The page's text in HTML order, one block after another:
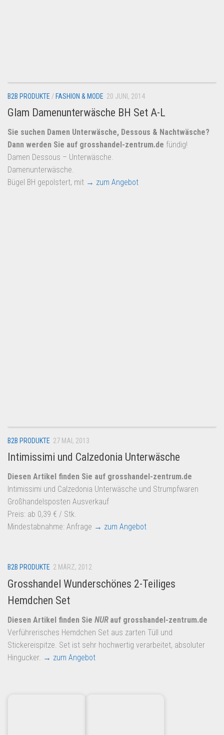
B2B PRODUKTE / FASHION & MODE 20 JUNI, 2014
Glam Damenunterwäsche BH Set A-L
Sie suchen Damen Unterwäsche, Dessous & Nachtwäsche?
Dann werden Sie auf grosshandel-zentrum.de fündig!
Damen Dessous – Unterwäsche.
Damenunterwäsche.
Bügel BH gepolstert, mit → zum Angebot
B2B PRODUKTE 27 MAI, 2013
Intimissimi und Calzedonia Unterwäsche
Diesen Artikel finden Sie auf grosshandel-zentrum.de
Intimissimi und Calzedonia Unterwäsche und Strumpfwaren
Großhandelsposten Ausverkauf
Preis: ab 0,39 € / Stk.
Mindestabnahme: Anfrage → zum Angebot
B2B PRODUKTE 2 MÄRZ, 2012
Grosshandel Wunderschönes 2-Teiliges
Hemdchen Set
Diesen Artikel finden Sie NURauf grosshandel-zentrum.de
Verführerisches Hemdchen Set aus zarten Tüll und
Stickereispitze. Set ist sehr hochwertig verarbeitet, absoluter
Hingucker. → zum Angebot